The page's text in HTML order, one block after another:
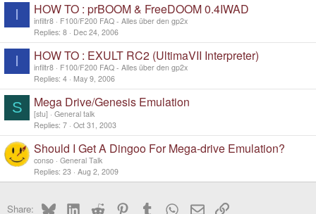
I HOW TO : prBOOM & FreeDOOM 0.4IWAD
infiltr8
F100/F200 FAQ - Alles über den gp2x
Replies 8 Dec 24, 2006
I HOW TO : EXULT RC2 (UltimaVII Interpreter)
infiltr8
F100/F200 FAQ - Alles über den gp2x
Replies 4 May 9, 2006
S Mega Drive/Genesis Emulation
[stu] General talk
Replies 7 Oct 31, 2003
Should I Get A Dingoo For Mega-drive Emulation?
conso General Talk
Replies 23 Aug 2, 2009
Share: BlueskyLinkedInReddit PinterestTumblr WhatsApp
EmailLink